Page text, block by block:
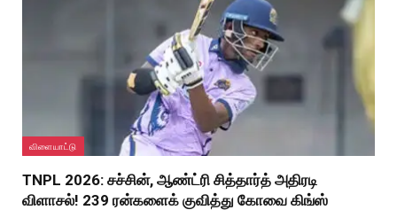
விளையாட்டு
TNPL 2026: சச்சின், ஆண்ட்ரி சித்தார்த் அதிரடி
விளாசல்! 239 ரன்களைக் குவித்து கோவை கிங்ஸ்